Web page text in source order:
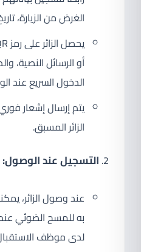
الغرض من الزيارة،
أو الرسائل النصية،
الدخول السريع عند
يتم إرسال إشعار
الزائر المسبق.
التسجيل عند الوصول:
به للمسح الضوئي
لدى موظف